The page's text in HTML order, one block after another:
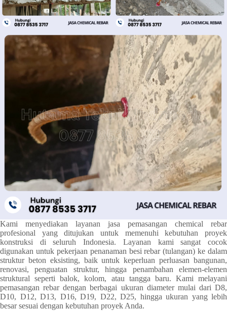
Kami menyediakan layanan jasa pemasangan chemical rebar
profesional yang ditujukan untuk memenuhi kebutuhan proyek
konstruksi di seluruh Indonesia. Layanan kami sangat cocok
digunakan untuk pekerjaan penanaman besi rebar (tulangan) ke dalam
struktur beton eksisting, baik untuk keperluan perluasan bangunan,
renovasi, penguatan struktur, hingga penambahan elemen-elemen
struktural seperti balok, kolom, atau tangga baru. Kami melayani
pemasangan rebar dengan berbagai ukuran diameter mulai dari D8,
D10, D12, D13, D16, D19, D22, D25, hingga ukuran yang lebih
besar sesuai dengan kebutuhan proyek Anda.